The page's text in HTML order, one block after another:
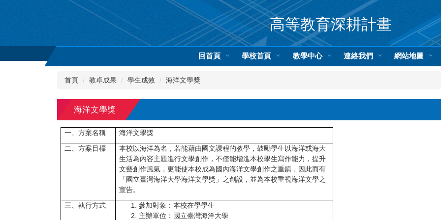
內
高等教育深耕計畫
回首頁 學校首頁 教學中心 連絡我們 網站地圖
首頁 教卓成果 學生成效 海洋文學獎
海洋文學獎
一、方案名稱
海洋文學獎
二、方案目標
本校以海洋為名，若能藉由國文課程的教學，鼓勵學生以海洋或海大
生活為內容主題進行文學創作，不僅能增進本校學生寫作能力，提升
文藝創作風氣，更能使本校成為國內海洋文學創作之重鎮，因此而有
「國立臺灣海洋大學海洋文學獎」之創設，並為本校重視海洋文學之
宣告。
三、執行方式
參加對象：本校在學學生
主辦單位：國立臺灣海洋大學